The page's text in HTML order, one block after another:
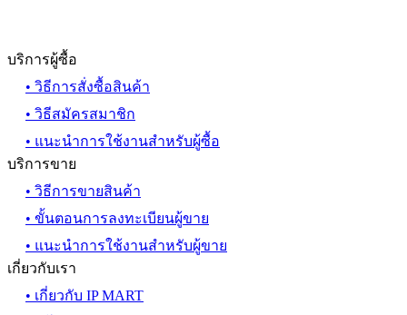
บริการผู้ซื้อ
• วิธีการสั่งซื้อสินค้า
• วิธีสมัครสมาชิก
• แนะนำการใช้งานสำหรับผู้ซื้อ
บริการขาย
• วิธีการขายสินค้า
• ขั้นตอนการลงทะเบียนผู้ขาย
• แนะนำการใช้งานสำหรับผู้ขาย
เกี่ยวกับเรา
• เกี่ยวกับ IP MART